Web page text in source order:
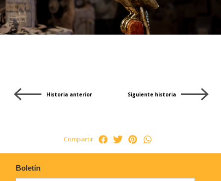
Historia anterior Siguiente historia
Compartir
Boletín